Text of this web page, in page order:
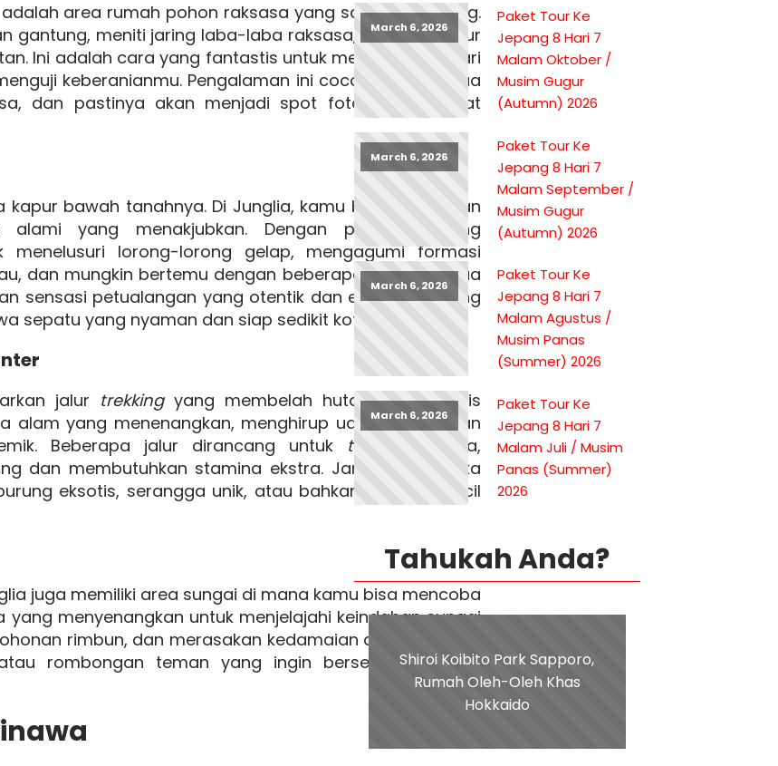
area rumah pohon raksasa yang saling terhubung.
gantung, meniti jaring laba-laba raksasa, atau meluncur
Ini adalah cara yang fantastis untuk melihat hutan dari
keberanianmu. Pengalaman ini cocok untuk semua
dan pastinya akan menjadi spot foto yang sangat
bawah tanahnya. Di Junglia, kamu berkesempatan
yang menakjubkan. Dengan pemandu yang
menelusuri lorong-lorong gelap, mengagumi formasi
dan mungkin bertemu dengan beberapa penghuni gua
sensasi petualangan yang otentik dan edukasi tentang
sepatu yang nyaman dan siap sedikit kotor!
jalur trekkingyang membelah hutan hujan tropis
alam yang menenangkan, menghirup udara segar, dan
Beberapa jalur dirancang untuk trekker
pemula,
dan membutuhkan stamina ekstra. Jangan kaget jika
eksotis, serangga unik, atau bahkan mamalia kecil
juga memiliki area sungai di mana kamu bisa mencoba
yang menyenangkan untuk menjelajahi keindahan sungai
rimbun, dan merasakan kedamaian alam. Aktivitas
rombongan teman yang ingin bersenang-senang
March 6, 2026
Paket Tour Ke
Jepang 8 Hari 7
Malam Oktober /
Musim Gugur
(Autumn) 2026
March 6, 2026
Paket Tour Ke
Jepang 8 Hari 7
Malam September /
Musim Gugur
(Autumn) 2026
March 6, 2026
Paket Tour Ke
Jepang 8 Hari 7
Malam Agustus /
Musim Panas
(Summer) 2026
March 6, 2026
Paket Tour Ke
Jepang 8 Hari 7
Malam Juli / Musim
Panas (Summer)
2026
Tahukah Anda?
Shiroi Koibito Park Sapporo,
Rumah Oleh-Oleh Khas
Hokkaido